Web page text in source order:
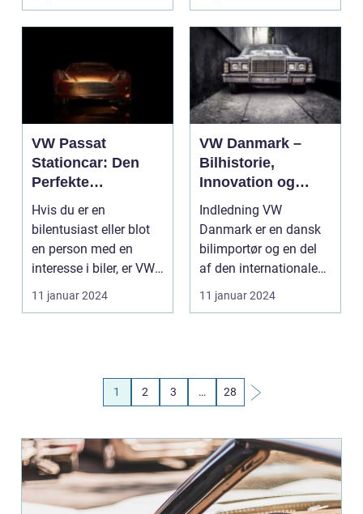
VW Passat
Stationcar: Den
Perfekte
Kombination af
Stil, Komfort og
Hvis du er en
bilentusiast eller blot
en person med en
interesse i biler, er VW
Passat Stationcar en...
11 januar 2024
VW Danmark –
Bilhistorie,
Innovation og
Passion
Indledning VW
Danmark er en dansk
bilimportør og en del
af den internationale
bilproducent,
Volkswa...
11 januar 2024
1 2 3 … 28